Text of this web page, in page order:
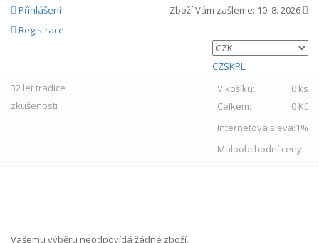
Přihlášení
Registrace
Zboží Vám zašleme: 10. 8. 2026
CZSKPL
32 lettradice
zkušenosti
V košíku:
0 ks
Celkem:
0 Kč
Internetová sleva:1%
Maloobchodní ceny
Vašemu výběru neodpovídá žádné zboží.